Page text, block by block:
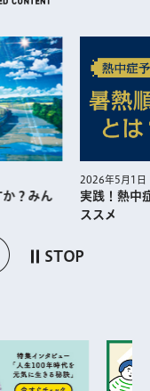
表示 次のスライドを
STOP
か？みん
2026年5月1日
実践！熱中
ススメ